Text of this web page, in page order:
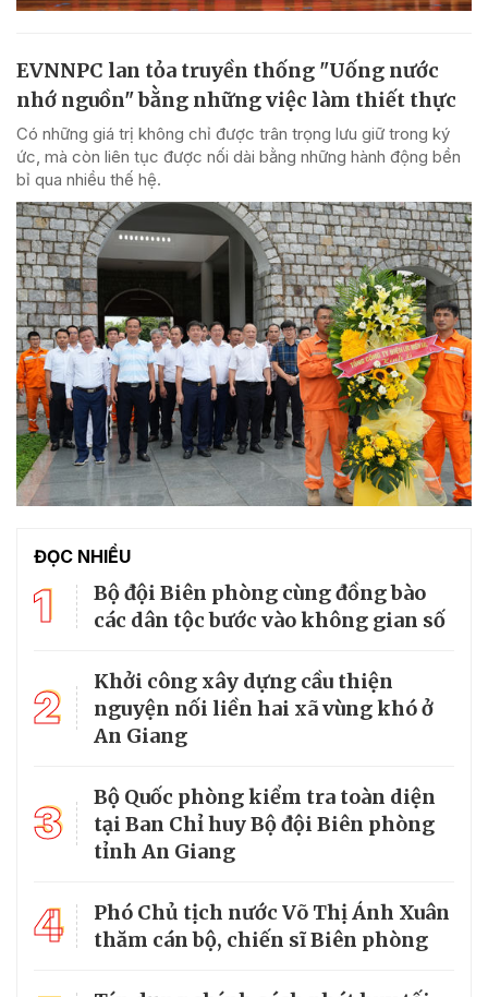
EVNNPC lan tỏa truyền thống "Uống nước
nhớ nguồn" bằng những việc làm thiết thực
Có những giá trị không chỉ được trân trọng lưu giữ trong ký
ức, mà còn liên tục được nối dài bằng những hành động bền
bỉ qua nhiều thế hệ.
ĐỌC NHIỀU
1
Bộ đội Biên phòng cùng đồng bào
các dân tộc bước vào không gian số
2
Khởi công xây dựng cầu thiện
nguyện nối liền hai xã vùng khó ở
An Giang
3
Bộ Quốc phòng kiểm tra toàn diện
tại Ban Chỉ huy Bộ đội Biên phòng
tỉnh An Giang
4
Phó Chủ tịch nước Võ Thị Ánh Xuân
thăm cán bộ, chiến sĩ Biên phòng